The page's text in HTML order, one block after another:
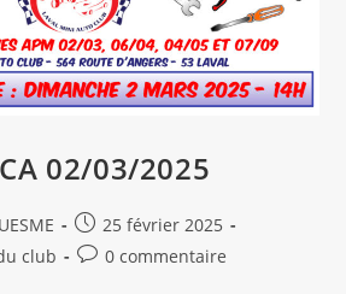
02/03/2025
Publication
publiée :
25 février 2025
club
Commentaires
0 commentaire